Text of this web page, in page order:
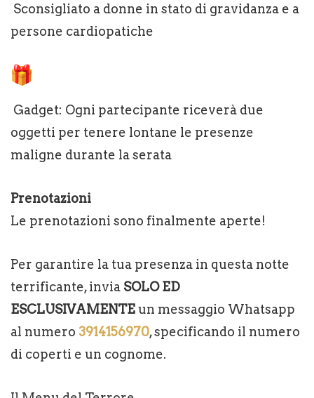
Sconsigliato a donne in stato di gravidanza e a
persone cardiopatiche
Gadget: Ogni partecipante riceverà due
oggetti per tenere lontane le presenze
maligne durante la serata
Prenotazioni
Le prenotazioni sono finalmente aperte!
Per garantire la tua presenza in questa notte
terrificante, invia SOLO ED
ESCLUSIVAMENTEun messaggio Whatsapp
al numero 3914156970, specificando il numero
di coperti e un cognome.